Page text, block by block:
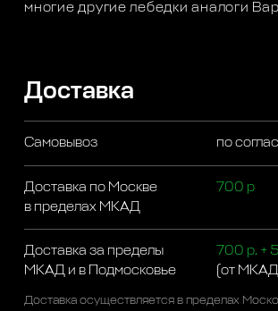
многие другие лебедки аналоги
Доставка
Самовывоз по
Доставка по Москве
в пределах МКАД
700 р
Доставка за пределы
МКАД и в Подмосковье
700 р. +
(от МКАД)
Доставка осуществляется в пределах